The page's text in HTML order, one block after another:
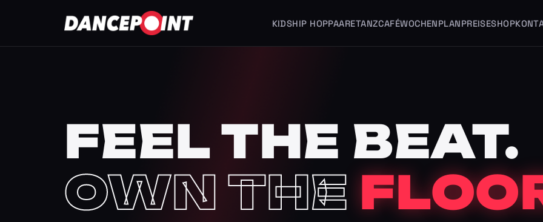
KIDSHIP HOPPAARETANZCAFÉWOCHENPLANPREISESHOP
FEEL THE BEAT.
OWN THE